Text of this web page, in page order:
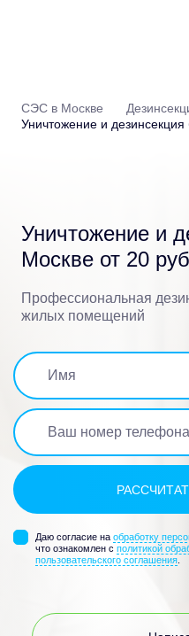
СЭС в Москве
Уничтожение и
Уничтожение и
Москве от 20
Профессиональная
жилых помещений
Даю согласие на обработку
что ознакомлен с политикой
пользовательского соглашения